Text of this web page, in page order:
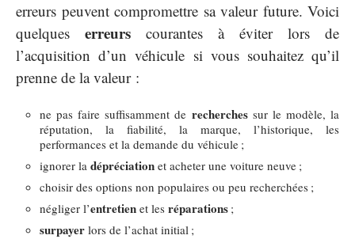
erreurs peuvent compromettre sa valeur future. Voici
quelques erreurs courantes à éviter lors de
l’acquisition d’un véhicule si vous souhaitez qu’il
prenne de la valeur :
ne pas faire suffisamment de recherchessur le modèle, la
réputation, la fiabilité, la marque, l’historique, les
performances et la demande du véhicule ;
ignorer la dépréciation et acheter une voiture neuve ;
choisir des options non populaires ou peu recherchées ;
négliger l’entretien et les réparations ;
surpayer lors de l’achat initial ;